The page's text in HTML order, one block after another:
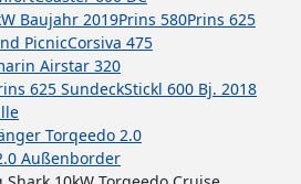
Baujahr 2019Prins 580Prins 625
PicnicCorsiva 475
Airstar 320
625 SundeckStickl 600 Bj. 2018
Torqeedo 2.0
Außenborder